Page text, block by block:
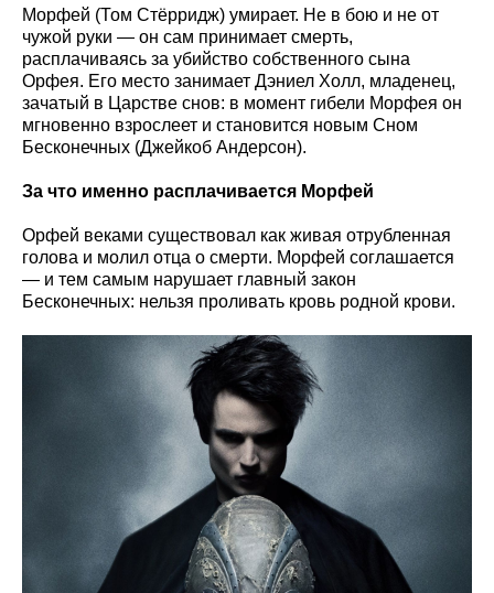
Морфей (Том Стёрридж) умирает. Не в бою и не от
чужой руки — он сам принимает смерть,
расплачиваясь за убийство собственного сына
Орфея. Его место занимает Дэниел Холл, младенец,
зачатый в Царстве снов: в момент гибели Морфея он
мгновенно взрослеет и становится новым Сном
Бесконечных (Джейкоб Андерсон).
За что именно расплачивается Морфей
Орфей веками существовал как живая отрубленная
голова и молил отца о смерти. Морфей соглашается
— и тем самым нарушает главный закон
Бесконечных: нельзя проливать кровь родной крови.